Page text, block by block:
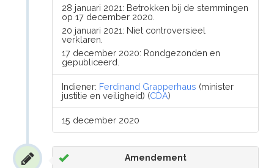
28 januari 2021: Betrokken bij de stemmingen
op 17 december 2020.
20 januari 2021: Niet controversieel
verklaren.
17 december 2020: Rondgezonden en
gepubliceerd.
Indiener: Ferdinand Grapperhaus (minister
justitie en veiligheid) (CDA)
15 december 2020
Amendement